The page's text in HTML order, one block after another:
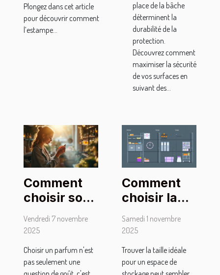
Plongez dans cet article
pour découvrir comment
l’estampe...
place de la bâche
déterminent la
durabilité de la
protection.
Découvrez comment
maximiser la sécurité
de vos surfaces en
suivant des...
Comment
choisir son
parfum
pour
son style
personnel ?
Vendredi 7 novembre
2025
Choisir un parfum n'est
pas seulement une
Comment
choisir la
taille
optimale
espace de
stockage ?
Samedi 1 novembre
2025
Trouver la taille idéale
pour un espace de